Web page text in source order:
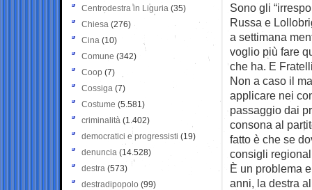
Sono gli
Russa e
a settimana
voglio più fare
che ha. E
Non a caso il
applicare nei
passaggio dai
consona al
fatto è che se
consigli
È un problema
anni, la destra
Centrodestra in Liguria (35)
Chiesa (276)
Cina (10)
Comune (342)
Coop (7)
Cossiga (7)
Costume (5.581)
criminalità (1.402)
democratici e progressisti (19)
denuncia (14.528)
destra (573)
destradipopolo (99)